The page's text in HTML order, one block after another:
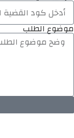
موضوع الطلب